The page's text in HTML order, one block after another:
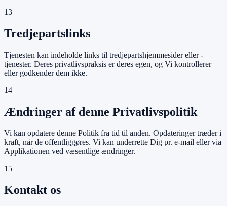
13
Tredjepartslinks
Tjenesten kan indeholde links til tredjepartshjemmesider eller -
tjenester. Deres privatlivspraksis er deres egen, og Vi kontrollerer
eller godkender dem ikke.
14
Ændringer af denne Privatlivspolitik
Vi kan opdatere denne Politik fra tid til anden. Opdateringer træder i
kraft, når de offentliggøres. Vi kan underrette Dig pr. e-mail eller via
Applikationen ved væsentlige ændringer.
15
Kontakt os